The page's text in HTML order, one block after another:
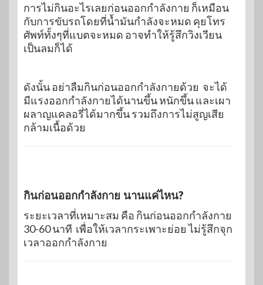
การไม่กินอะไรเลยก่อนออกกำลังกาย ก็เหมือน
กับการขับรถโดยที่น้ำมันกำลังจะหมด คุยโทร
ศัพท์ทั้งๆที่แบตจะหมด อาจทำให้รู้สึกวิงเวียน
เป็นลมก็ได้
ดังนั้น อย่าลืมกินก่อนออกกำลังกายด้วย จะได้
มีแรงออกกำลังกายได้นานขึ้น หนักขึ้น และเผา
ผลาญแคลอรี่ได้มากขึ้น รวมถึงการไม่สูญเสีย
กล้ามเนื้อด้วย
กินก่อนออกกำลังกาย นานแค่ไหน?
ระยะเวลาที่เหมาะสม คือ กินก่อนออกกำลังกาย
30-60 นาที เพื่อให้เวลากระเพาะย่อย ไม่รู้สึกจุก
เวลาออกกำลังกาย